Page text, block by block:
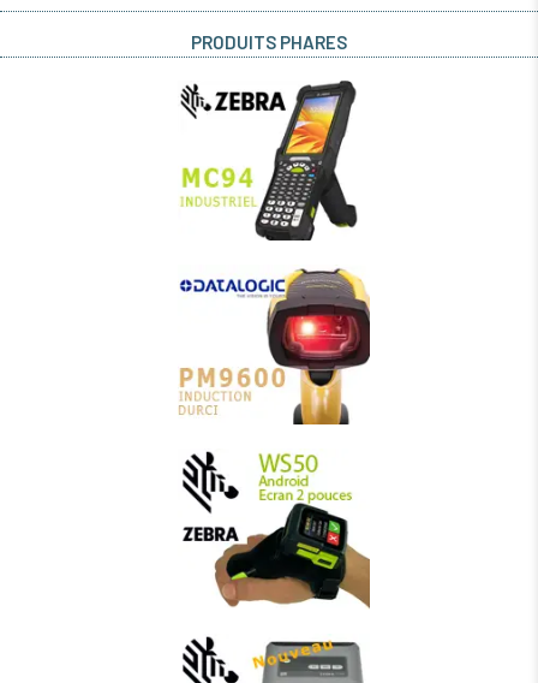
PRODUITS PHARES